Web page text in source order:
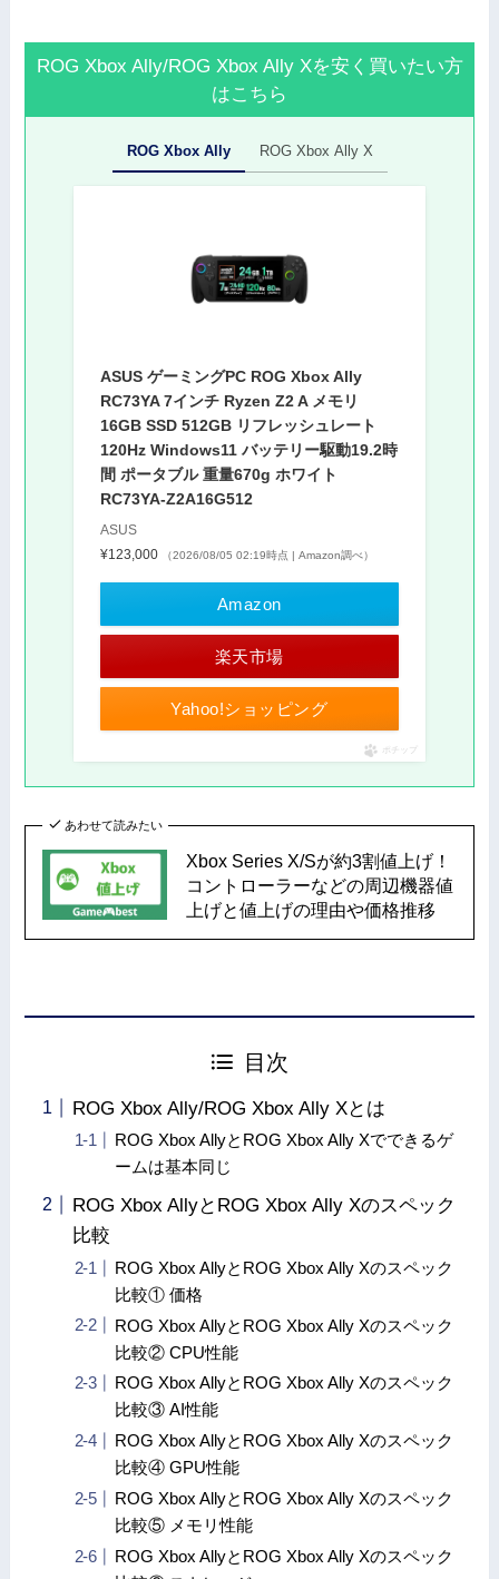
ROG Xbox Ally/ROG Xbox Ally Xを安く買いたい方
はこちら
ROG Xbox Ally ROG Xbox Ally X
ASUS ゲーミングPC ROG Xbox Ally
RC73YA 7インチ Ryzen Z2 A メモリ
16GB SSD 512GB リフレッシュレート
120Hz Windows11 バッテリー駆動19.2時
間 ポータブル 重量670g ホワイト
RC73YA-Z2A16G512
ASUS
¥123,000
（2026/08/05 02:19時点 | Amazon調べ）
Amazon
楽天市場
Yahoo!ショッピング
ポチップ
あわせて読みたい
Xbox Series X/Sが約3割値上げ！
コントローラーなどの周辺機器値
上げと値上げの理由や価格推移
目次
ROG Xbox Ally/ROG Xbox Ally Xとは
ROG Xbox AllyとROG Xbox Ally Xでできるゲ
ームは基本同じ
ROG Xbox AllyとROG Xbox Ally Xのスペック
比較
ROG Xbox AllyとROG Xbox Ally Xのスペック
比較① 価格
ROG Xbox AllyとROG Xbox Ally Xのスペック
比較② CPU性能
ROG Xbox AllyとROG Xbox Ally Xのスペック
比較③ AI性能
ROG Xbox AllyとROG Xbox Ally Xのスペック
比較④ GPU性能
ROG Xbox AllyとROG Xbox Ally Xのスペック
比較⑤ メモリ性能
ROG Xbox AllyとROG Xbox Ally Xのスペック